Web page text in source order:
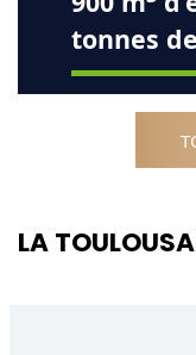
tonnes
LA